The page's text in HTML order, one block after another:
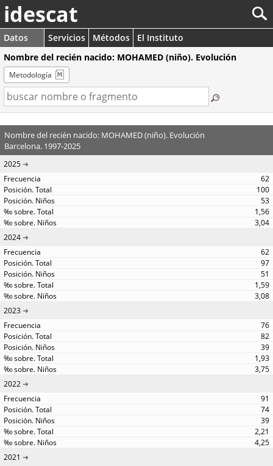
idescat
Datos Servicios Métodos
El Instituto
Nombre del recién nacido: MOHAMED (niño). Evolución
Metodología
Nombre del recién nacido: MOHAMED (niño). Evolución
Barcelona. 1997-2025
2025
62
100
53
1,56
3,04
2024
62
97
51
1,59
3,08
2023
76
82
39
1,93
3,75
2022
91
74
39
2,21
4,25
2021